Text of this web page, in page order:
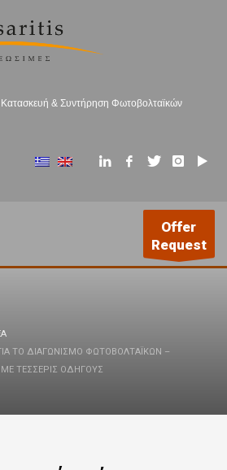
Κατασκευή & Συντήρηση Φωτοβολταϊκών
Offer
Request
ΤΟ ΔΙΑΓΩΝΙΣΜΌ ΦΩΤΟΒΟΛΤΑΪΚΏΝ –
ΤΈΣΣΕΡΙΣ ΟΔΗΓΟΎΣ